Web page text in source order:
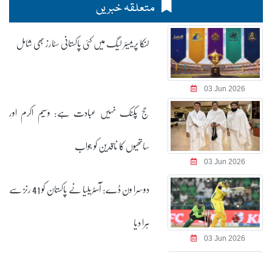
متعلقہ خبریں
03 Jun 2026
لنکا پریمیئر لیگ میں کئی پاکستانی سٹارز بھی شامل
03 Jun 2026
حج پکنک نہیں عبادت ہے: وسیم اکرم اور
ساتھیوں کا ناقدین کو جواب
03 Jun 2026
دوسرا ون ڈے: آسٹریلیا نے پاکستان کو 41 رنز سے
ہرا دیا